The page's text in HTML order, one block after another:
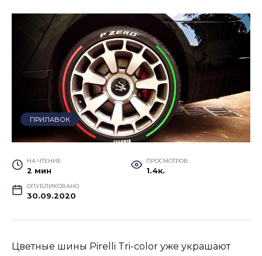
ПРИЛАВОК
НА ЧТЕНИЕ
2 мин
ПРОСМОТРОВ
1.4к.
ОПУБЛИКОВАНО
30.09.2020
Цветные шины Pirelli Tri-color уже украшают